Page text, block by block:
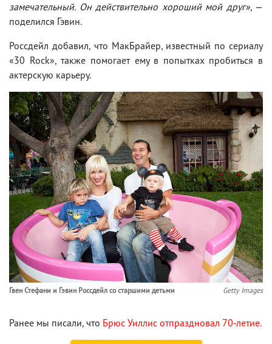
замечательный. Он действительно хороший мой друг», —
поделился Гэвин.
Россдейл добавил, что МакБрайер, известный по сериалу
«30 Rock», также помогает ему в попытках пробиться в
актерскую карьеру.
Гвен Стефани и Гэвин Россдейл со старшими детьми Getty Images
Ранее мы писали, что Брюс Уиллис отпраздновал 70-летие.